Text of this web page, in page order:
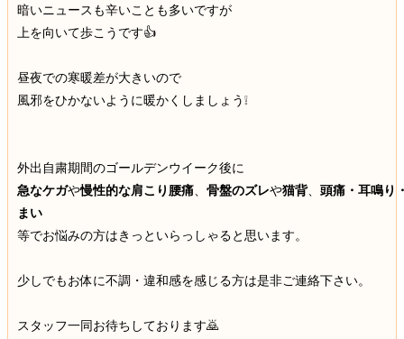
暗いニュースも辛いことも多いですが
上を向いて歩こうです👍
昼夜での寒暖差が大きいので
風邪をひかないように暖かくしましょう❕
外出自粛期間のゴールデンウイーク後に
急なケガや慢性的な肩こり腰痛、 骨盤のズレや猫背、 頭痛・耳鳴り
まい
等でお悩みの方はきっといらっしゃると思います。
少しでもお体に不調・違和感を感じる方は是非ご連絡下さい。
スタッフ一同お待ちしております🙇